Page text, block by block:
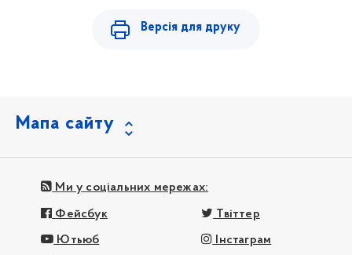
Версія для друку
Мапа сайту
Ми у соціальних мережах:
Фейсбук Твіттер
Ютьюб Інстаграм